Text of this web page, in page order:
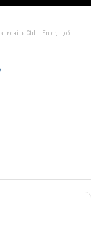
Ctrl + Enter, щоб